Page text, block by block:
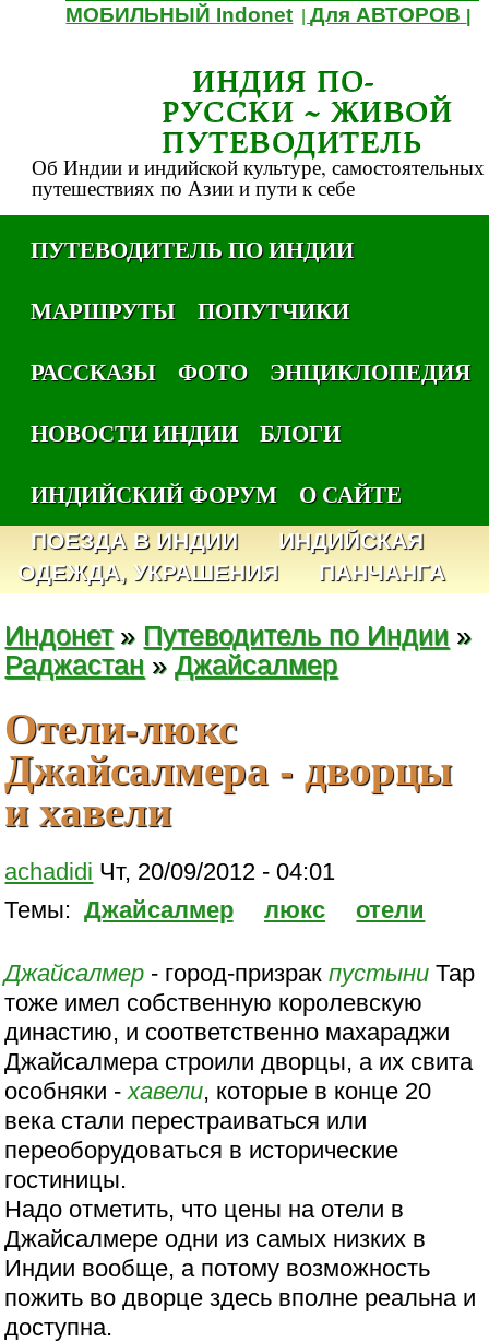
МОБИЛЬНЫЙ Indonet |Для АВТОРОВ
ИНДИЯ ПО-
РУССКИ ~ ЖИВОЙ
ПУТЕВОДИТЕЛЬ
Об Индии и индийской культуре, самостоятельных
путешествиях по Азии и пути к себе
ПУТЕВОДИТЕЛЬ ПО ИНДИИ
МАРШРУТЫ
ПОПУТЧИКИ
РАССКАЗЫ
ФОТО
ЭНЦИКЛОПЕДИЯ
НОВОСТИ ИНДИИ
БЛОГИ
ИНДИЙСКИЙ ФОРУМ
О САЙТЕ
ПОЕЗДА В ИНДИИ
ИНДИЙСКАЯ
ОДЕЖДА, УКРАШЕНИЯ
ПАНЧАНГА
Индонет» Путеводитель по Индии »
Раджастан »Джайсалмер
Отели-люкс
Джайсалмера - дворцы
и хавели
achadidi Чт, 20/09/2012 - 04:01
Темы: Джайсалмер люкс отели
Джайсалмер - город-призракпустыни Тар
тоже имел собственную королевскую
династию, и соответственно махараджи
Джайсалмера строили дворцы, а их свита
особняки -хавели, которые в конце 20
века стали перестраиваться или
переоборудоваться в исторические
гостиницы.
Надо отметить, что цены на отели в
Джайсалмере одни из самых низких в
Индии вообще, а потому возможность
пожить во дворце здесь вполне реальна и
доступна.